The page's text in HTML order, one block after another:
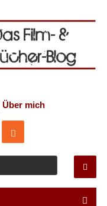
Über mich